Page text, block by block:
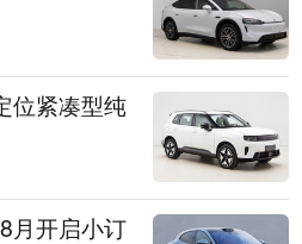
位紧凑型纯
月开启小订